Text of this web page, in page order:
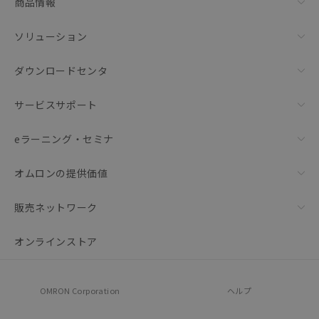
ソリューション
ダウンロードセンタ
サービスサポート
eラーニング・セミナ
オムロンの提供価値
販売ネットワーク
オンラインストア
OMRON Corporation ヘルプ